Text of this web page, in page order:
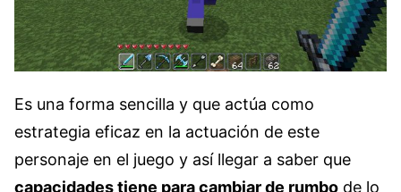
Es una forma sencilla y que actúa como
estrategia eficaz en la actuación de este
personaje en el juego y así llegar a saber que
capacidades tiene para cambiar de rumbo de lo